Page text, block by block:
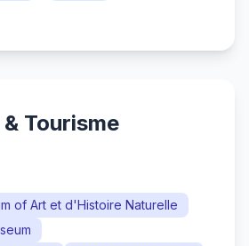
Tourisme
of Art et d'Histoire Naturelle